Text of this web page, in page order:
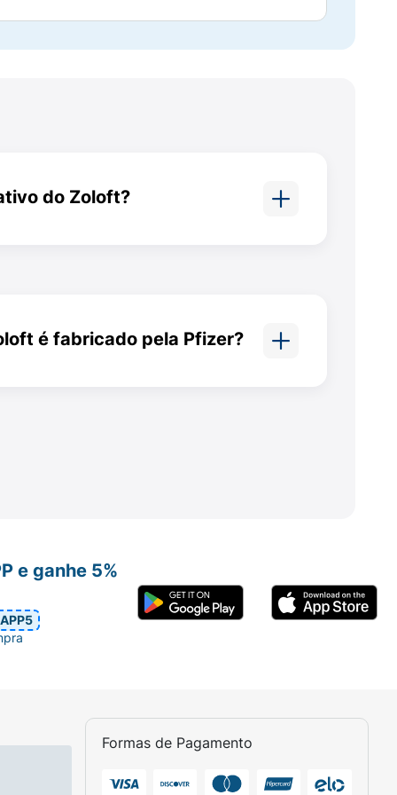
para aliviar os sintomas
e 0,1% dos pacientes). Separamos
desequilíbrios hormonais, distúrbios
ou farmacêutico.
do Zoloft?
é fabricado pela Pfizer?
Formas de Pagamento
e ganhe 5%
APP5